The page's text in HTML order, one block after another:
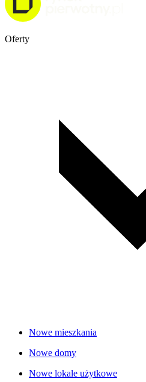
Oferty
Nowe mieszkania
Nowe domy
Nowe lokale użytkowe